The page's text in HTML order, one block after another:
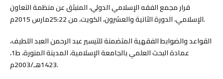
قرار مجمع الفقه الإسلامي الدولي، المنبثق عن منظمة التعاون
الإسلامي، الدورة الثانية والعشرون، الكويت، من 25:22مارس 2015م.
القواعد والضوابط الفقهية المتضمنة للتيسير عبد الرحمن العبد اللطيف،
عمادة البحث العلمي بالجامعة الإسلامية، المدينة المنورة، ط1،
1423هـ/2003م.